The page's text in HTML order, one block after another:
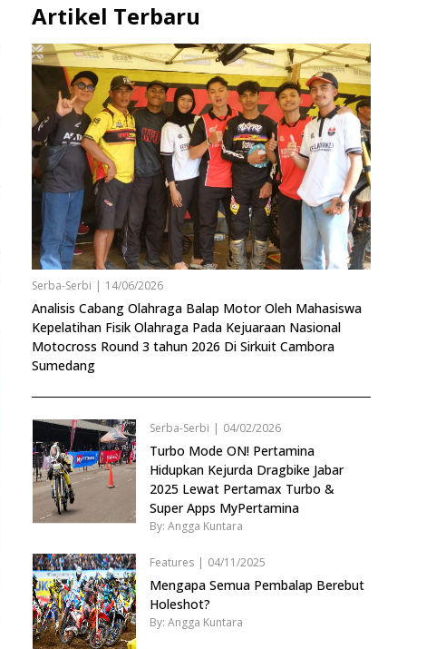
Artikel Terbaru
Serba-Serbi | 14/06/2026
Analisis Cabang Olahraga Balap Motor Oleh Mahasiswa
Kepelatihan Fisik Olahraga Pada Kejuaraan Nasional
Motocross Round 3 tahun 2026 Di Sirkuit Cambora
Sumedang
Serba-Serbi | 04/02/2026
Turbo Mode ON! Pertamina
Hidupkan Kejurda Dragbike Jabar
2025 Lewat Pertamax Turbo &
Super Apps MyPertamina
By: Angga Kuntara
Features | 04/11/2025
Mengapa Semua Pembalap Berebut
Holeshot?
By: Angga Kuntara